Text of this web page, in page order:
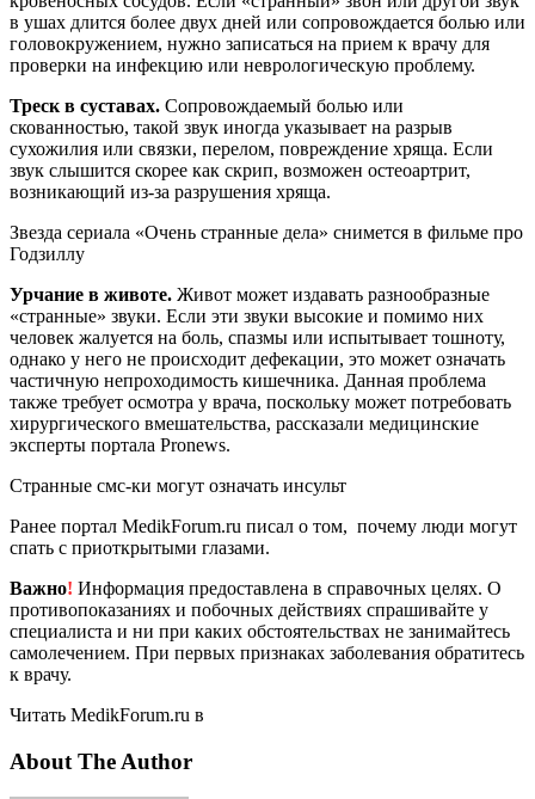
в ушах длится более двух дней или сопровождается болью или
головокружением, нужно записаться на прием к врачу для
проверки на инфекцию или неврологическую проблему.
Треск в суставах. Сопровождаемый болью или
скованностью, такой звук иногда указывает на разрыв
сухожилия или связки, перелом, повреждение хряща. Если
звук слышится скорее как скрип, возможен остеоартрит,
возникающий из-за разрушения хряща.
Звезда сериала «Очень странные дела» снимется в фильме про
Годзиллу
Урчание в животе. Живот может издавать разнообразные
«странные» звуки. Если эти звуки высокие и помимо них
человек жалуется на боль, спазмы или испытывает тошноту,
однако у него не происходит дефекации, это может означать
частичную непроходимость кишечника. Данная проблема
также требует осмотра у врача, поскольку может потребовать
хирургического вмешательства, рассказали медицинские
эксперты портала Pronews.
Странные смс-ки могут означать инсульт
Ранее портал MedikForum.ru писал о том, почему люди могут
спать с приоткрытыми глазами.
Важно! Информация предоставлена в справочных целях. О
противопоказаниях и побочных действиях спрашивайте у
специалиста и ни при каких обстоятельствах не занимайтесь
самолечением. При первых признаках заболевания обратитесь
к врачу.
Читать MedikForum.ru в
About The Author